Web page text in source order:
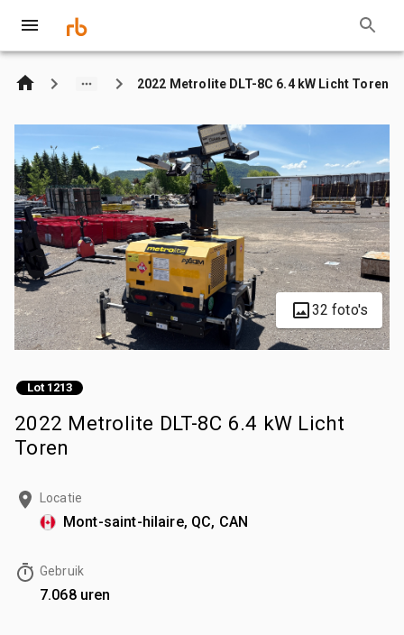
2022 Metrolite DLT-8C 6.4 kW Licht Toren
32 foto's
Lot 1213
2022 Metrolite DLT-8C 6.4 kW Licht
Toren
Locatie
Mont-saint-hilaire, QC, CAN
Gebruik
7.068 uren